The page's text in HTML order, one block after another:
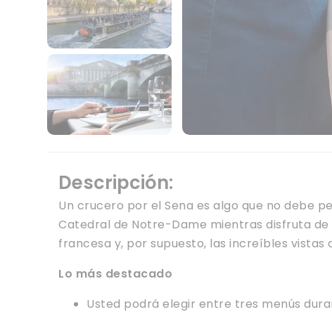
Descripción:
Un crucero por el Sena es algo que no debe
Catedral de Notre-Dame mientras disfruta de
francesa y, por supuesto, las increíbles
Lo más destacado
Usted podrá elegir entre tres menús